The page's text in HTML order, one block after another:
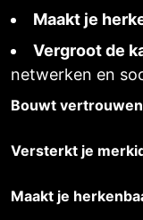
Maakt je
Vergroot de
netwerken en
Bouwt vertrouwen
Versterkt je
Maakt je